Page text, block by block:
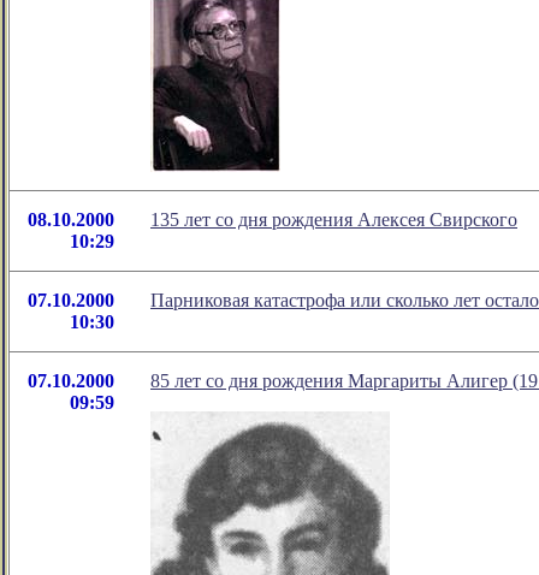
08.10.2000
10:29
135 лет со дня рождения Алексея Свирского
07.10.2000
10:30
Парниковая катастрофа или сколько лет
07.10.2000
09:59
85 лет со дня рождения Маргариты Алигер